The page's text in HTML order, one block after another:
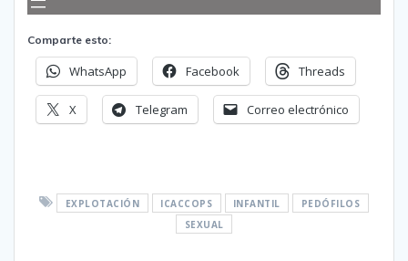
Comparte esto:
WhatsApp Facebook Threads
X Telegram Correo electrónico
EXPLOTACIÓN ICACCOPS INFANTIL
PEDÓFILOS
SEXUAL